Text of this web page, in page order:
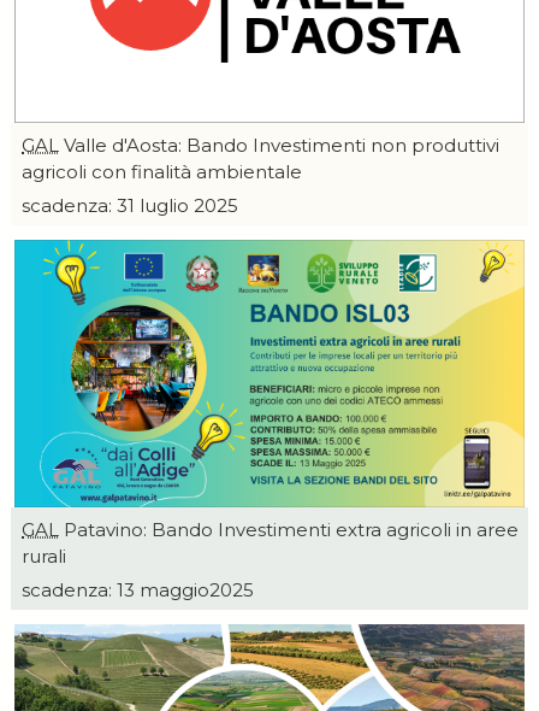
GAL Valle d'Aosta: Bando Investimenti non produttivi
agricoli con finalità ambientale
scadenza: 31 luglio 2025
GAL Patavino: Bando Investimenti extra agricoli in aree
rurali
scadenza: 13 maggio2025